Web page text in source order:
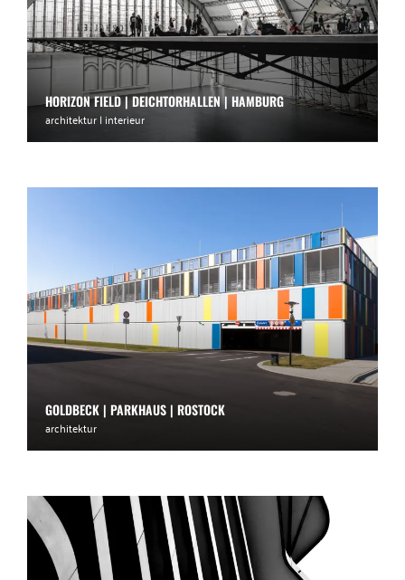
HORIZON FIELD | DEICHTORHALLEN | HAMBURG
architektur | interieur
GOLDBECK | PARKHAUS | ROSTOCK
architektur